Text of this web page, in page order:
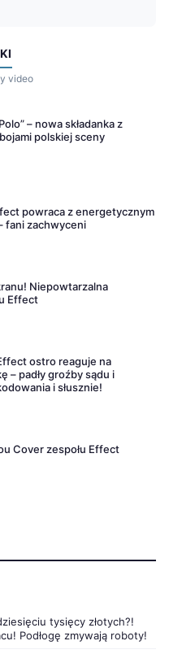
video
– nowa składanka z
polskiej sceny
powraca z energetycznym
fani zachwyceni
Niepowtarzalna
Effect
ostro reaguje na
– padły groźby sądu i
i słusznie!
Cover zespołu Effect
tysięcy złotych?!
Podłogę zmywają roboty!